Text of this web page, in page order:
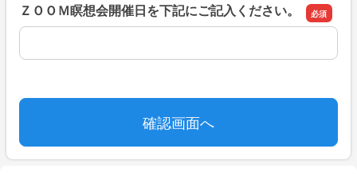
ＺＯＯＭ瞑想会開催日を下記にご記入ください。
ＺＯＯＭ瞑想会開催日を下記にご記入ください。